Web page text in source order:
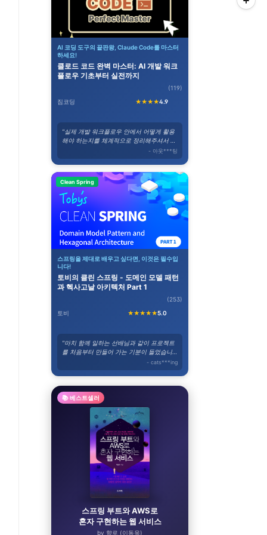
AI 코딩 도구의 끝판왕, Claude Code를 마스터
하세요!
클로드 코드 완벽 마스터: AI 개발 워크
플로우 기초부터 실전까지
짐코딩 ★★★★4.9
(119)
"실제 개발 워크플로우 안에서 어떻게 활용
해야 하는지를 체계적으로 정리해주셔서 바
- 아웃***팅
Clean Spring
스프링을 제대로 배우고 싶다면, 이것은 필수입
니다!
토비의 클린 스프링 - 도메인 모델 패턴
과 헥사고날 아키텍처 Part 1
토비 ★★★★★5.0
(253)
"마치 함께 일하는 선배님과 같이 프로젝트
를 처음부터 만들어 가는 기분이 들었습니
- cats***ing
📚 베스트셀러
스프링 부트와 AWS로
혼자 구현하는 웹 서비스
by 향로 (이동욱)